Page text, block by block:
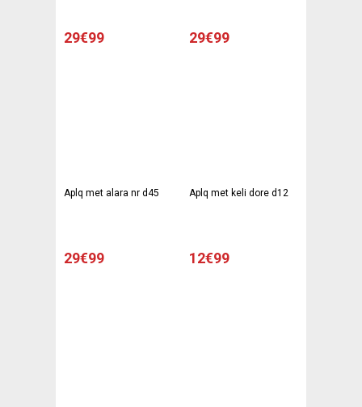
29€99 29€99
Aplq met alara nr d45
29€99
Aplq met keli dore d12
12€99